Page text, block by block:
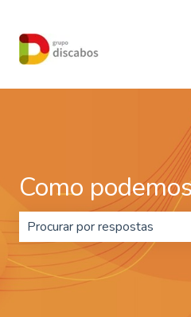
Como
Não há sugestões porque